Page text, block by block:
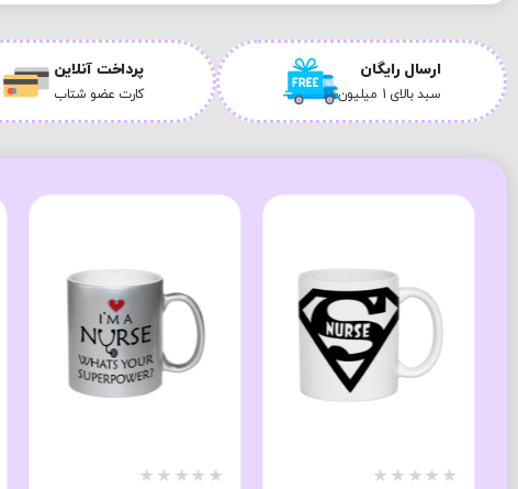
ارسال رایگان
سبد بالای 1 میلیون
پرداخت آنلاین
کارت عضو شتاب
★
★
★
★
★
★
★
★
★
★